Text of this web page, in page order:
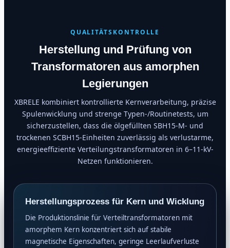
QUALITÄTSKONTROLLE
Herstellung und Prüfung von
Transformatoren aus amorphen
Legierungen
XBRELE kombiniert kontrollierte Kernverarbeitung, präzise
Spulenwicklung und strenge Typen-/Routinetests, um
sicherzustellen, dass die ölgefüllten SBH15-M- und
trockenen SCBH15-Einheiten zuverlässig als verlustarme,
energieeffiziente Verteilungstransformatoren in 6–11-kV-
Netzen funktionieren.
Herstellungsprozess für Kern und Wicklung
Die Produktionslinie für Verteiltransformatoren mit
amorphem Kern konzentriert sich auf stabile
magnetische Eigenschaften, geringe Leerlaufverluste